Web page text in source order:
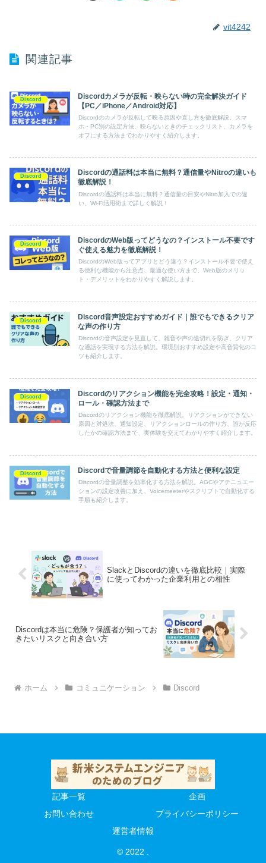
vit4242
関連記事
Discord
Discordカメラが反転・映らない時の完全解決ガイド
【PC／iPhone／Android対応】
Discordのカメラが反転して映る原因や直し方を徹底解説。スマ
ホ・PC別の設定方法、映らないときのチェックリスト、カメラを
オフにする方法までわかりやすく紹介します。
Discord
Discordの通話料は本当に無料？通信量やNitroの違いも
徹底解説！
Discordの通話料は本当に無料？通信量の目安やNitro加入での違
い、Wi-Fi活用術まで詳しく解説！
Discord
DiscordのWeb版ってどうなの？インストール不要です
ぐ使える魅力を徹底解説！
DiscordのWeb版ってアプリとどう違う？インストール不要で使え
る便利な機能から注意点、最適な使い方まで、Web版のメリッ
ト・デメリットをわかりやすく解説します。
Discord
Discord音声設定おすすめガイド｜誰でもできるクリア
な声の作り方
Discordの音声設定を見直して、雑音や声の途切れを防ぎ、クリア
な通話を実現する方法を解説。環境別おすすめ設定や高音質化のコ
ツも紹介します。
Discord
Discordのリアクション機能を完全攻略！設定・通知・
ロール・確認方法まで
Discordのリアクション機能を徹底解説。リアクションができない
原因と対処法、通知設定、リアクションロールの作り方、誰が反応
したかの確認方法まで、実体験を交えてわかりやすく紹介します。
Discord Discordで音量調節を自動化する方法と便利な設定
Discordの音量調整を効率化する方法を解説。AGCやアテニュエー
ションの設定改善に加え、Voicemeeterやスクリプトで自動化する
手順も紹介します。
SlackとDiscordの違いを徹底比較｜実際
に使ってわかった企業利用との相性
Discordは本当に危険？保護者が知ってお
きたいリスクと向き合い方
ホーム コミュニケーション Discord
記事一覧
企画
お問い合わせ
プライバシーポリシー
運営者情報
© 2022 .